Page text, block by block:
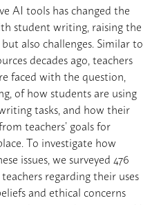
AI tools has changed the
student writing, raising the
also challenges. Similar to
decades ago, teachers
faced with the question,
of how students are using
tasks, and how their
teachers’ goals for
To investigate how
issues, we surveyed 476
regarding their uses
and ethical concerns